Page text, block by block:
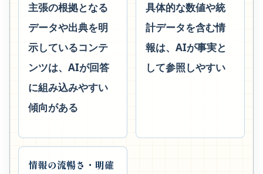
主張の根拠となる
データや出典を明
示しているコンテ
ンツは、AIが回答
に組み込みやすい
傾向がある
具体的な数値や統
計データを含む情
報は、AIが事実と
して参照しやすい
情報の流暢さ・明確